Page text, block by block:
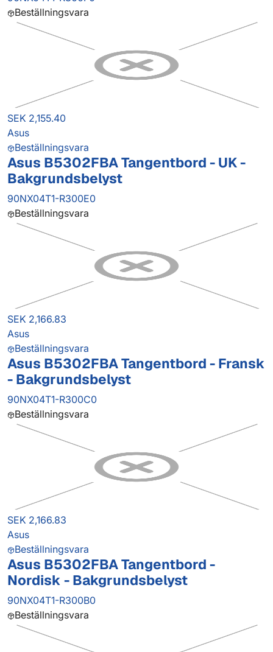
Beställningsvara
SEK 2,155.40
Asus
Beställningsvara
Asus B5302FBA Tangentbord - UK -
Bakgrundsbelyst
90NX04T1-R300E0
Beställningsvara
SEK 2,166.83
Asus
Beställningsvara
Asus B5302FBA Tangentbord - Fransk
- Bakgrundsbelyst
90NX04T1-R300C0
Beställningsvara
SEK 2,166.83
Asus
Beställningsvara
Asus B5302FBA Tangentbord -
Nordisk - Bakgrundsbelyst
90NX04T1-R300B0
Beställningsvara